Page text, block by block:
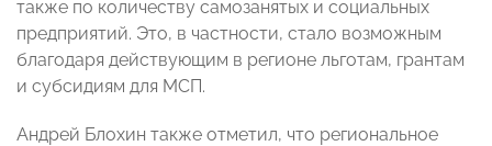
также по количеству самозанятых и социальных
предприятий. Это, в частности, стало возможным
благодаря действующим в регионе льготам, грантам
и субсидиям для МСП.
Андрей Блохин также отметил, что региональное